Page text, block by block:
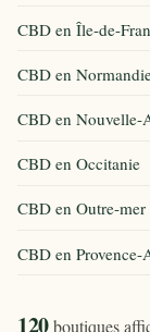
CBD en Île-de-
CBD en
CBD en Nouvelle-
CBD en Occitanie
CBD en Outre-mer
CBD en
120boutiques